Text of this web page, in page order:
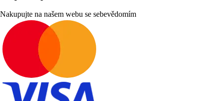
Nakupujte na našem webu se sebevědomím